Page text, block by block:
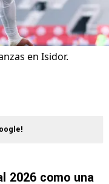
en Isidor.
2026 como una